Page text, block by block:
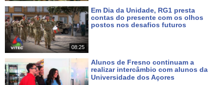
08:25
Em Dia da Unidade, RG1 presta
contas do presente com os olhos
postos nos desafios futuros
Alunos de Fresno continuam a
realizar intercâmbio com alunos da
Universidade dos Açores